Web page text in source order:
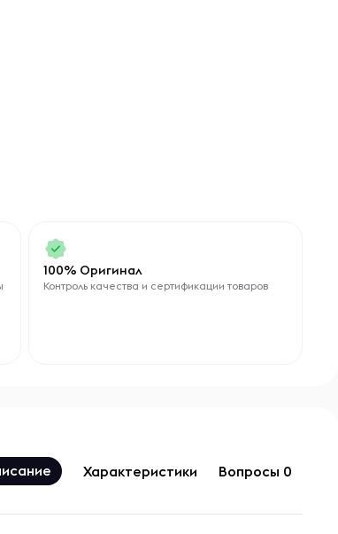
100% Оригинал
Контроль качества и сертификации товаров
Характеристики Вопросы 0